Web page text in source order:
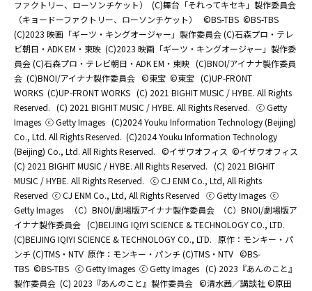
ファクトリー、ローソンチケット）
(C)舞台「それってキセキ」製作委員会
（キョードーファクトリー、ローソンチケット）
©BS-TBS ©BS-TBS
(C)2023 映画「ギーツ・キングオージャー」製作委員会 (C)石森プロ・テレ
ビ朝日・ADK EM・東映 (C)2023 映画「ギーツ・キングオージャー」製作委
員会 (C)石森プロ・テレビ朝日・ADK EM・東映 (C)BNOI/アイナナ製作委員
会 (C)BNOI/アイナナ製作委員会 ©東宝 ©東宝 (C)UP-FRONT
WORKS (C)UP-FRONT WORKS (C) 2021 BIGHIT MUSIC / HYBE. All Rights
Reserved. (C) 2021 BIGHIT MUSIC / HYBE. All Rights Reserved. ⓒ Getty
Images ⓒ Getty Images (C)2024 Youku Information Technology (Beijing)
Co., Ltd. All Rights Reserved. (C)2024 Youku Information Technology
(Beijing) Co., Ltd. All Rights Reserved. ©イザワオフィス ©イザワオフィス
(C) 2021 BIGHIT MUSIC / HYBE. All Rights Reserved. (C) 2021 BIGHIT
MUSIC / HYBE. All Rights Reserved. ⓒ CJ ENM Co., Ltd, All Rights
Reserved ⓒ CJ ENM Co., Ltd, All Rights Reserved ⓒ Getty Images ⓒ
Getty Images
（C）BNOI/劇場版アイナナ製作委員会
（C）BNOI/劇場版ア
イナナ製作委員会 (C)BEIJING IQIYI SCIENCE & TECHNOLOGY CO., LTD.
(C)BEIJING IQIYI SCIENCE & TECHNOLOGY CO., LTD.
原作：モンキー・パ
ンチ (C)TMS・NTV 原作：モンキー・パンチ (C)TMS・NTV ©BS-
TBS ©BS-TBS ⓒ Getty Images ⓒ Getty Images (C) 2023『あんのこと』
製作委員会 (C) 2023『あんのこと』製作委員会 ©清水茜／講談社 ©原田